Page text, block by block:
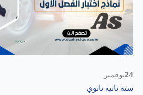
24نوفمبر
سنة ثانية ثانوي